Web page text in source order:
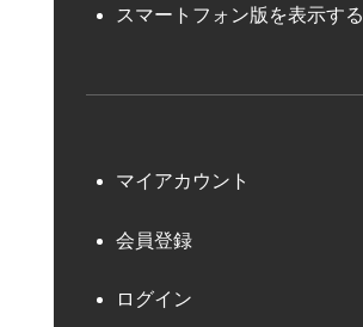
スマートフォン版を表示する
マイアカウント
会員登録
ログイン